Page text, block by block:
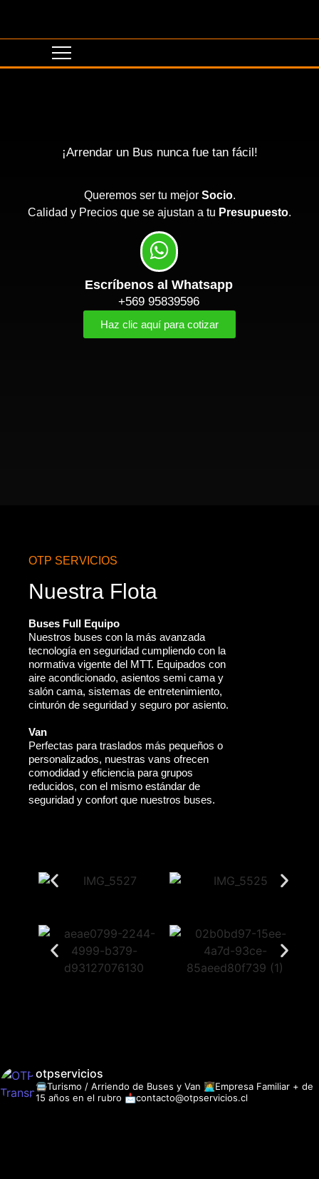
¡Arrendar un Bus nunca fue tan fácil!
Queremos ser tu mejor Socio.
Calidad y Precios que se ajustan a tu Presupuesto.
Escríbenos al Whatsapp
+569 95839596
Haz clic aquí para cotizar
OTP SERVICIOS
Nuestra Flota
Buses Full Equipo
Nuestros buses con la más avanzada
tecnología en seguridad cumpliendo con la
normativa vigente del MTT. Equipados con
aire acondicionado, asientos semi cama y
salón cama, sistemas de entretenimiento,
cinturón de seguridad y seguro por asiento.
Van
Perfectas para traslados más pequeños o
personalizados, nuestras vans ofrecen
comodidad y eficiencia para grupos
reducidos, con el mismo estándar de
seguridad y confort que nuestros buses.
otpservicios
🚍Turismo / Arriendo de Buses y Van 👩‍💻Empresa Familiar + de
15 años en el rubro 📩contacto@otpservicios.cl